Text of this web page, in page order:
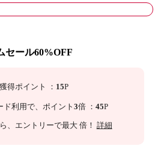
セール60%OFF
得ポイント ： 15P
ド利用で、 ポイント 3倍 ： 45P
、エントリーで最大 倍！ 詳細